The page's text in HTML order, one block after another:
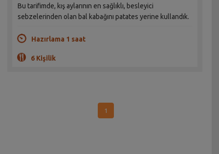
Bu tarifimde, kış aylarının en sağlıklı, besleyici
sebzelerinden olan bal kabağını patates yerine kullandık.
Hazırlama 1 saat
6 Kişilik
1